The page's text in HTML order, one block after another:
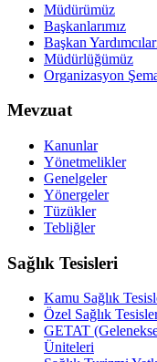
Müdürümüz
Başkanlarımız
Başkan
Müdürlüğümüz
Organizasyon
Mevzuat
Kanunlar
Yönetmelikler
Genelgeler
Yönergeler
Tüzükler
Tebliğler
Sağlık Tesisleri
Kamu Sağlık
Özel Sağlık
GETAT
Üniteleri